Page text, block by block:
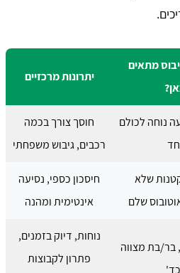
מתאים
יתרונות מרכזיים
נוחה לכולם
חוסך צורך בכמה
רכבים, גיבוש משפחתי
שלא
שלם
חיסכון כספי, נסיעה
אינטימית ומהנה
בר/בת מצווה
נוחות, דיוק בזמנים,
פתרון לקבוצות